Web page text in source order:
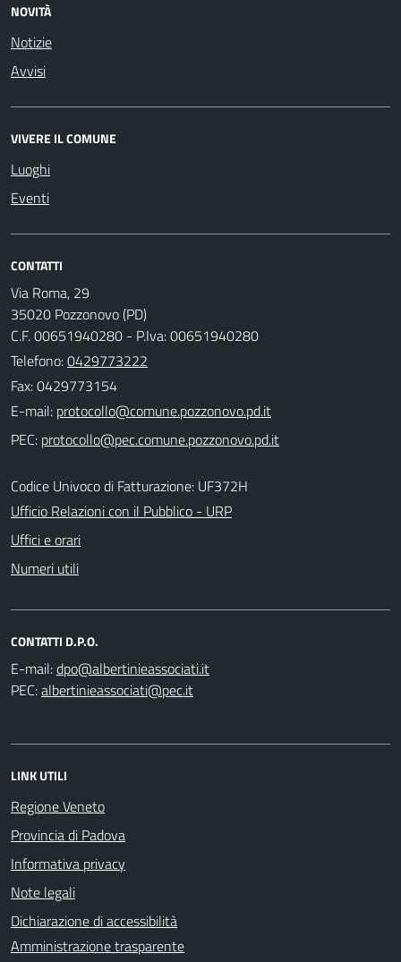
NOVITÀ
Notizie
Avvisi
VIVERE IL COMUNE
Luoghi
Eventi
CONTATTI
Via Roma, 29
35020 Pozzonovo (PD)
C.F. 00651940280 - P.Iva: 00651940280
Telefono:0429773222
Fax: 0429773154
E-mail:
PEC:
Codice Univoco di Fatturazione: UF372H
Ufficio Relazioni con il Pubblico - URP
Uffici e orari
Numeri utili
CONTATTI D.P.O.
E-mail:
PEC:
LINK UTILI
Regione Veneto
Provincia di Padova
Informativa privacy
Note legali
Dichiarazione di accessibilità
Amministrazione trasparente